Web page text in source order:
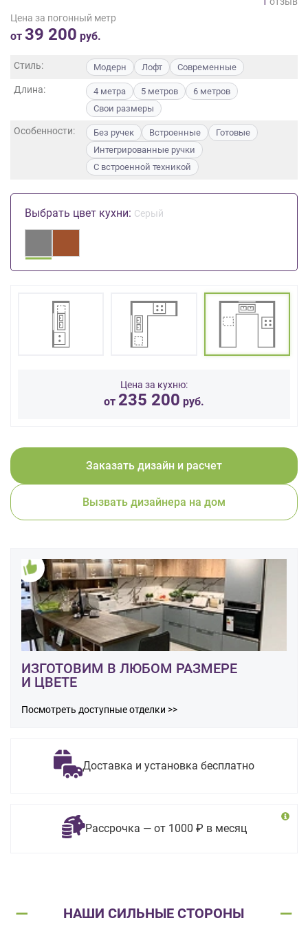
Цена за погонный метр
от 39 200 руб.
Стиль: Модерн Лофт Современные
Длина: 4 метра 5 метров
6 метров
Свои размеры
Особенности: Без ручек Встроенные
Готовые
Интегрированные ручки
С встроенной техникой
Выбрать цвет кухни: Серый
Цена за кухню:
от 235 200 руб.
Заказать дизайн и расчет
Вызвать дизайнера на дом
ИЗГОТОВИМ В ЛЮБОМ РАЗМЕРЕ
И ЦВЕТЕ
Посмотреть доступные отделки >>
Доставка и установка бесплатно
Рассрочка — от 1000 ₽ в месяц
НАШИ СИЛЬНЫЕ СТОРОНЫ
обработку
персональных
Согласие
обработку
порядке
условиях
Политики
персональных